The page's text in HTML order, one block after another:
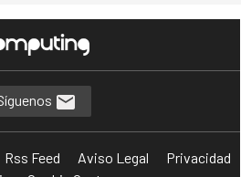
Rss Feed Aviso Legal
Privacidad